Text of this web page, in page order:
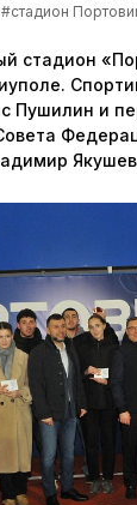
#стадион
стадион
Пушилин и